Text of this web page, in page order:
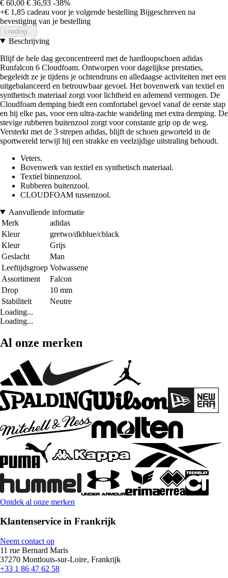
€ 60,00 € 36,93 -38%
+€ 1,85 cadeau voor je volgende bestelling Bijgeschreven na
bevestiging van je bestelling
Loading...
Beschrijving
Blijf de hele dag geconcentreerd met de hardloopschoen adidas
Runfalcon 6 Cloudfoam. Ontworpen voor dagelijkse prestaties,
begeleidt ze je tijdens je ochtendruns en alledaagse activiteiten met een
uitgebalanceerd en betrouwbaar gevoel. Het bovenwerk van textiel en
synthetisch materiaal zorgt voor lichtheid en ademend vermogen. De
Cloudfoam demping biedt een comfortabel gevoel vanaf de eerste stap
en bij elke pas, voor een ultra-zachte wandeling met extra demping. De
stevige rubberen buitenzool zorgt voor constante grip op de weg.
Versterkt met de 3 strepen adidas, blijft de schoen geworteld in de
sportwereld terwijl hij een strakke en veelzijdige uitstraling behoudt.
Veters.
Bovenwerk van textiel en synthetisch materiaal.
Textiel binnenzool.
Rubberen buitenzool.
CLOUDFOAM tussenzool.
Aanvullende informatie
Merk
adidas
Kleur
gretwo/dkblue/cblack
Kleur
Grijs
Geslacht
Man
Leeftijdsgroep Volwassene
Assortiment
Falcon
Drop
10 mm
Stabiliteit
Neutre
Loading...
Loading...
Al onze merken
Ontdek al onze merken
Klantenservice in Frankrijk
Neem contact op
11 rue Bernard Maris
37270 Montlouis-sur-Loire, Frankrijk
+33 1 86 47 62 58